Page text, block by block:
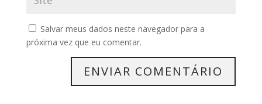
Salvar meus dados neste navegador para a
próxima vez que eu comentar.